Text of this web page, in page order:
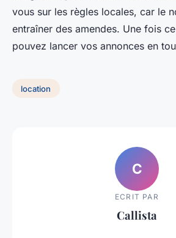
vous sur les règles locales, car le
entraîner des amendes. Une fois
pouvez lancer vos annonces en
location
C
ECRIT PAR
Callista